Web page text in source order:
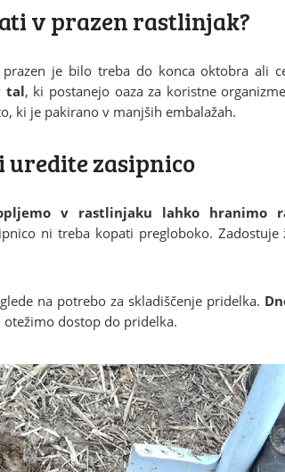
v prazen rastlinjak?
prazen je bilo treba do konca oktobra ali
tal, ki postanejo oaza za koristne
ki je pakirano v manjših embalažah.
zasipnico
v rastlinjaku lahko hranimo
ni treba kopati pregloboko.
na potrebo za skladiščenje pridelka.
otežimo dostop do pridelka.